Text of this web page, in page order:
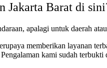
Jakarta Barat di
apalagi untuk daerah
memberikan layanan
kami sudah